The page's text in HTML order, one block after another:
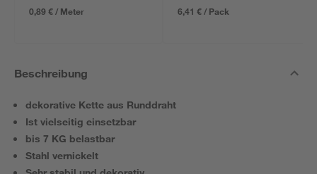
0,89 € / Meter
6,41 € / Pack
Beschreibung
dekorative Kette aus Runddraht
Ist vielseitig einsetzbar
bis 7 KG belastbar
Stahl vernickelt